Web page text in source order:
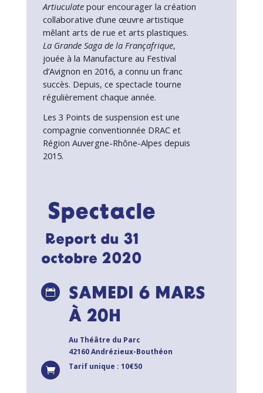
Artiuculate pour encourager la création
collaborative d’une œuvre artistique
mêlant arts de rue et arts plastiques.
La Grande Saga de la Françafrique,
jouée à la Manufacture au Festival
d’Avignon en 2016, a connu un franc
succès. Depuis, ce spectacle tourne
régulièrement chaque année.
Les 3 Points de suspension est une
compagnie conventionnée DRAC et
Région Auvergne-Rhône-Alpes depuis
2015.
Spectacle
Report du 31
octobre 2020

SAMEDI 6 MARS
À 20H
Au Théâtre du Parc
42160 Andrézieux-Bouthéon
 Tarif unique : 10€50